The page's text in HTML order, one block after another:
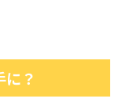
？